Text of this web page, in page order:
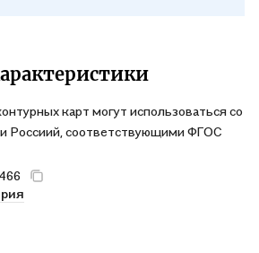
карт могут использоваться со
Россиий, соответствующими ФГОС